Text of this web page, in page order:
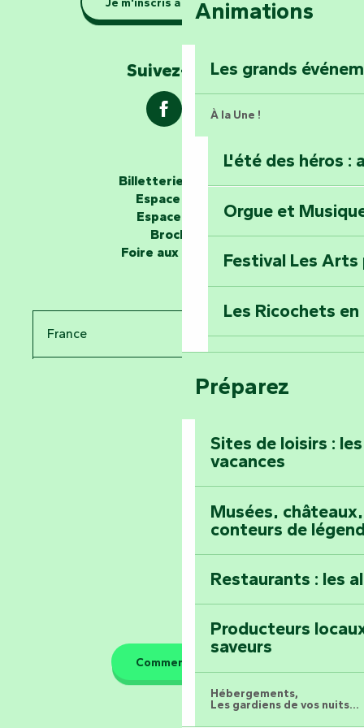
barque dans le
Explorez la
Les passeurs d'histoires
Partez en
Voyagez dans le
Maillezais
Montez au
Animations
Les grands
À la Une !
L'été des héros :
Orgue et
Festival Les Arts
Les Ricochets
Tout l'agenda
Préparez
Sites de loisirs :
vacances
Musées,
conteurs de
Restaurants : les
Producteurs
saveurs
Hébergements,
Les gardiens de vos nuits...
Suivez-nous !
Billetterie en ligne
Espace groupe
Espace presse
Brochures
Foire aux questions
France
Comment venir ?